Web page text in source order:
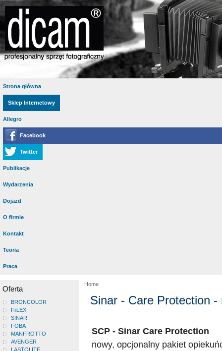
Strona główna
Sklep Internetowy
Allegro
Facebook
Twitter
Publikacje
Wydarzenia
Dojazd
O firmie
Kontakt
Teoria
Praca
Oferta
BRONCOLOR
FiiLEX
SINAR
FOBA
MANFROTTO
AVENGER
LASTOLITE
Home
Sinar - Care Protection -
SCP - Sinar Care Protection
nowy, opcjonalny pakiet